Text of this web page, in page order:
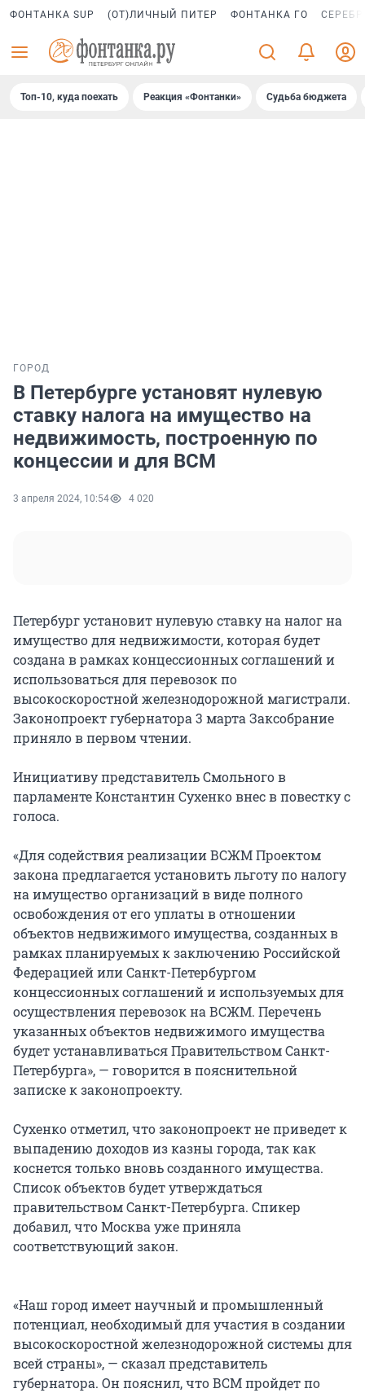
ФОНТАНКА SUP (ОТ)ЛИЧНЫЙ ПИТЕР ФОНТАНКА ГО
Топ-10, куда поехать Реакция «Фонтанки» Судьба бюджета
ГОРОД
В Петербурге установят нулевую
ставку налога на имущество на
недвижимость, построенную по
концессии и для ВСМ
3 апреля 2024, 10:54 4 020
Петербург установит нулевую ставку на налог на
имущество для недвижимости, которая будет
создана в рамках концессионных соглашений и
использоваться для перевозок по
высокоскоростной железнодорожной магистрали.
Законопроект губернатора 3 марта Заксобрание
приняло в первом чтении.
Инициативу представитель Смольного в
парламенте Константин Сухенко внес в повестку с
голоса.
«Для содействия реализации ВСЖМ Проектом
закона предлагается установить льготу по налогу
на имущество организаций в виде полного
освобождения от его уплаты в отношении
объектов недвижимого имущества, созданных в
рамках планируемых к заключению Российской
Федерацией или Санкт-Петербургом
концессионных соглашений и используемых для
осуществления перевозок на ВСЖМ. Перечень
указанных объектов недвижимого имущества
будет устанавливаться Правительством Санкт-
Петербурга», — говорится в пояснительной
записке к законопроекту.
Сухенко отметил, что законопроект не приведет к
выпадению доходов из казны города, так как
коснется только вновь созданного имущества.
Список объектов будет утверждаться
правительством Санкт-Петербурга. Спикер
добавил, что Москва уже приняла
соответствующий закон.
«Наш город имеет научный и промышленный
потенциал, необходимый для участия в создании
высокоскоростной железнодорожной системы для
всей страны», — сказал представитель
губернатора. Он пояснил, что ВСМ пройдет по